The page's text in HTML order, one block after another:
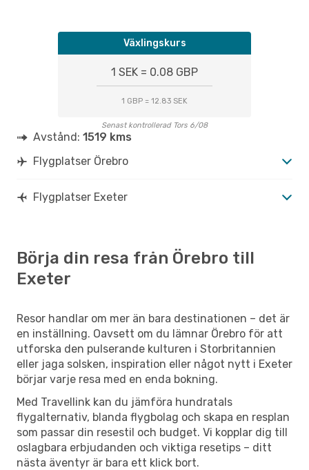
Växlingskurs
1 SEK = 0.08 GBP
1 GBP = 12.83 SEK
Senast kontrollerad Tors 6/08
Avstånd: 1519 kms
Flygplatser Örebro
Flygplatser Exeter
Börja din resa från Örebro till
Exeter
Resor handlar om mer än bara destinationen – det är
en inställning. Oavsett om du lämnar Örebro för att
utforska den pulserande kulturen i Storbritannien
eller jaga solsken, inspiration eller något nytt i Exeter
börjar varje resa med en enda bokning.
Med Travellink kan du jämföra hundratals
flygalternativ, blanda flygbolag och skapa en resplan
som passar din resestil och budget. Vi kopplar dig till
oslagbara erbjudanden och viktiga resetips – ditt
nästa äventyr är bara ett klick bort.